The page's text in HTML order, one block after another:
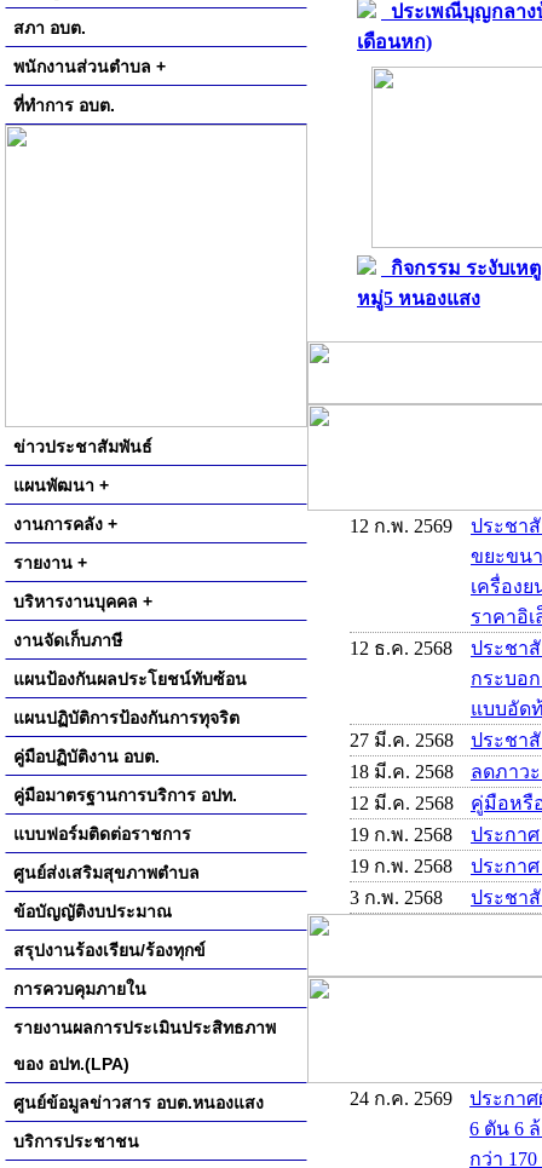
สภา อบต.
พนักงานส่วนตำบล +
ที่ทำการ อบต.
ข่าวประชาสัมพันธ์
แผนพัฒนา +
งานการคลัง +
รายงาน +
บริหารงานบุคคล +
งานจัดเก็บภาษี
แผนป้องกันผลประโยชน์ทับซ้อน
แผนปฏิบัติการป้องกันการทุจริต
คู่มือปฏิบัติงาน อบต.
คู่มือมาตรฐานการบริการ อปท.
แบบฟอร์มติดต่อราชการ
ศูนย์ส่งเสริมสุขภาพตำบล
ข้อบัญญัติงบประมาณ
สรุปงานร้องเรียน/ร้องทุกข์
การควบคุมภายใน
รายงานผลการประเมินประสิทธภาพ
ของ อปท.(LPA)
ศูนย์ข้อมูลข่าวสาร อบต.หนองแสง
บริการประชาชน
ประเพณีบุญกลา
เดือนหก)
กิจกรรม ระงับเห
หมู่5 หนองแสง
12 ก.พ. 2569
ประชา
ขยะขน
เครื่อง
ราคาอิเ
12 ธ.ค. 2568
ประชา
กระบอ
แบบอัด
27 มี.ค. 2568
ประชา
18 มี.ค. 2568
ลดภาว
12 มี.ค. 2568
คู่มือหรื
19 ก.พ. 2568
ประกา
19 ก.พ. 2568
ประกา
3 ก.พ. 2568
ประชา
24 ก.ค. 2569
ประกา
6 ตัน 6
กว่า